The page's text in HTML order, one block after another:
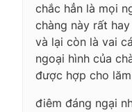
chắc hẳn là mọi
chàng này rất
và lại còn là vai
ngoại hình của
được hợp cho lăm
điêm đáng ngại